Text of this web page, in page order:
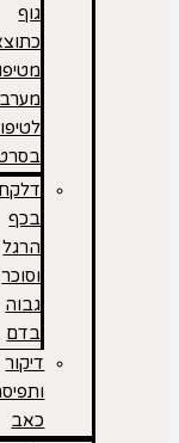
גוף
בסרטן
דלקת
בכף
הרגל
וסוכר
גבוה
בדם
דיקור
כאב